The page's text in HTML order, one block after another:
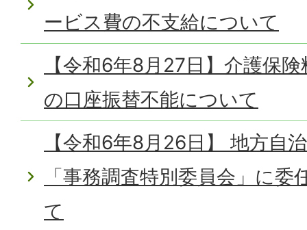
ービス費の不支給について
【令和6年8月27日】介護保
の口座振替不能について
【令和6年8月26日】 地方自
「事務調査特別委員会」に
て